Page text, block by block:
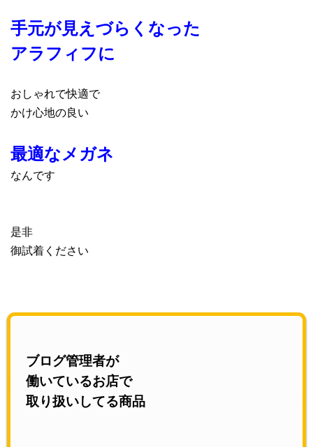
手元が見えづらくなった
アラフィフに
おしゃれで快適で
かけ心地の良い
最適なメガネ
なんです
是非
御試着ください
ブログ管理者が
働いているお店で
取り扱いしてる商品